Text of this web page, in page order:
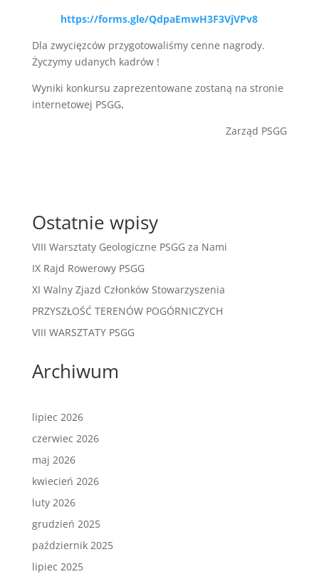
https://forms.gle/QdpaEmwH3F3VjVPv8
Dla zwycięzców przygotowaliśmy cenne nagrody.
Życzymy udanych kadrów !
Wyniki konkursu zaprezentowane zostaną na stronie
internetowej PSGG.
Zarząd PSGG
Ostatnie wpisy
VIII Warsztaty Geologiczne PSGG za Nami
IX Rajd Rowerowy PSGG
XI Walny Zjazd Członków Stowarzyszenia
PRZYSZŁOŚĆ TERENÓW POGÓRNICZYCH
VIII WARSZTATY PSGG
Archiwum
lipiec 2026
czerwiec 2026
maj 2026
kwiecień 2026
luty 2026
grudzień 2025
październik 2025
lipiec 2025